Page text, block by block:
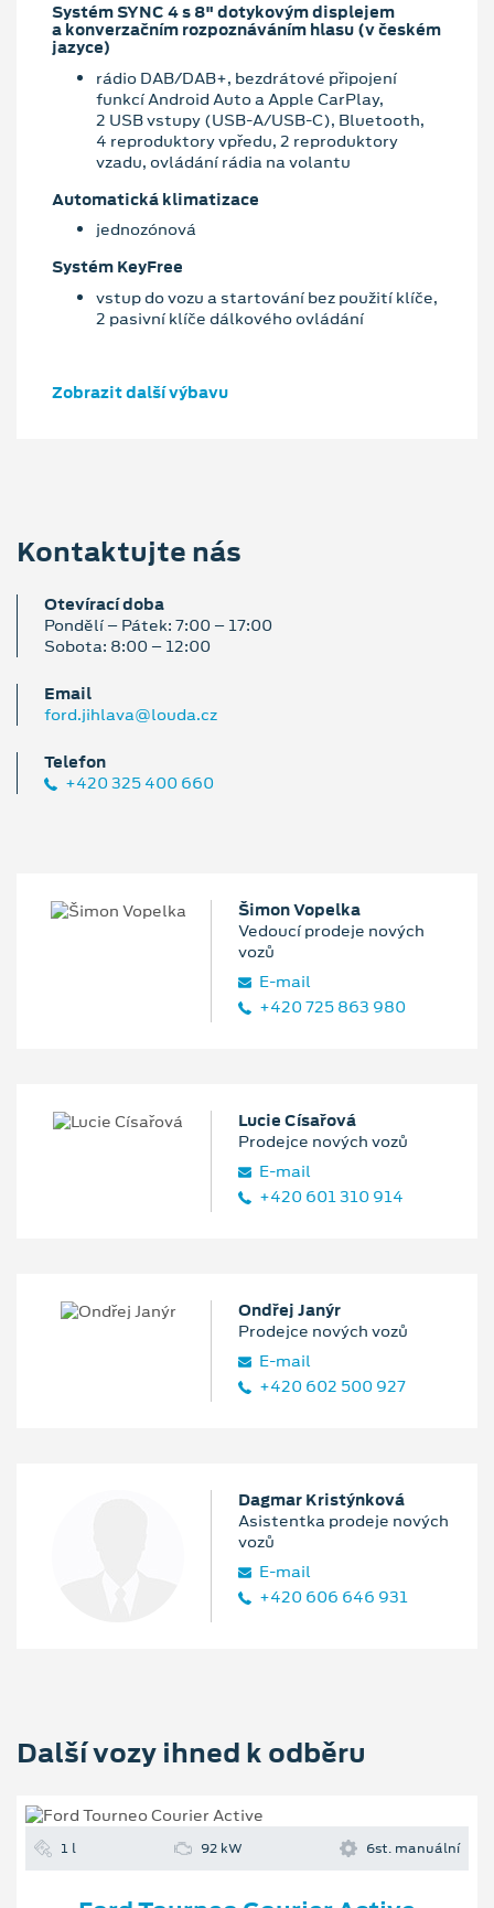
Systém SYNC 4 s 8" dotykovým displejem
a konverzačním rozpoznáváním hlasu (v českém
jazyce)
rádio DAB/DAB+, bezdrátové připojení
funkcí Android Auto a Apple CarPlay,
2 USB vstupy (USB-A/USB-C), Bluetooth,
4 reproduktory vpředu, 2 reproduktory
vzadu, ovládání rádia na volantu
Automatická klimatizace
jednozónová
Systém KeyFree
vstup do vozu a startování bez použití klíče,
2 pasivní klíče dálkového ovládání
Zobrazit další výbavu
Kontaktujte nás
Otevírací doba
Pondělí – Pátek: 7:00 – 17:00
Sobota: 8:00 – 12:00
Email
ford.jihlava@louda.cz
Telefon
+420 325 400 660
Šimon Vopelka
Vedoucí prodeje nových
vozů
E‑mail
+420 725 863 980
Lucie Císařová
Prodejce nových vozů
E‑mail
+420 601 310 914
Ondřej Janýr
Prodejce nových vozů
E‑mail
+420 602 500 927
Dagmar Kristýnková
Asistentka prodeje nových
vozů
E‑mail
+420 606 646 931
Další vozy ihned k odběru
1 l 92 kW 6st. manuální